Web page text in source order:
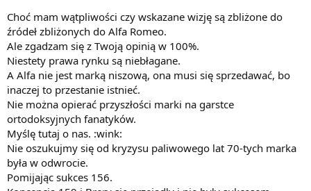
Choć mam wątpliwości czy wskazane wizję są zbliżone do
źródeł zbliżonych do Alfa Romeo.
Ale zgadzam się z Twoją opinią w 100%.
Niestety prawa rynku są niebłagane.
A Alfa nie jest marką niszową, ona musi się sprzedawać, bo
inaczej to przestanie istnieć.
Nie można opierać przyszłości marki na garstce
ortodoksyjnych fanatyków.
Myślę tutaj o nas. :wink:
Nie oszukujmy się od kryzysu paliwowego lat 70-tych marka
była w odwrocie.
Pomijając sukces 156.